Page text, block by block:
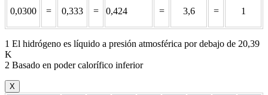
0,0300 = 0,333 = 0,424 = 3,6 = 1
1 El hidrógeno es líquido a presión atmosférica por debajo de 20,39
K
2 Basado en poder calorífico inferior
X